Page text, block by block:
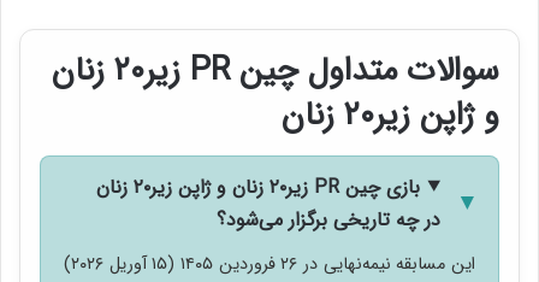
سوالات متداول چین PR زیر۲۰ زنان
و ژاپن زیر۲۰ زنان
بازی چین PR زیر۲۰ زنان و ژاپن زیر۲۰ زنان
در چه تاریخی برگزار می‌شود؟
این مسابقه نیمه‌نهایی در ۲۶ فروردین ۱۴۰۵ (۱۵ آوریل ۲۰۲۶)